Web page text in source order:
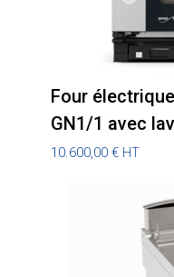
Four
GN1/1 avec
10.600,00 € HT